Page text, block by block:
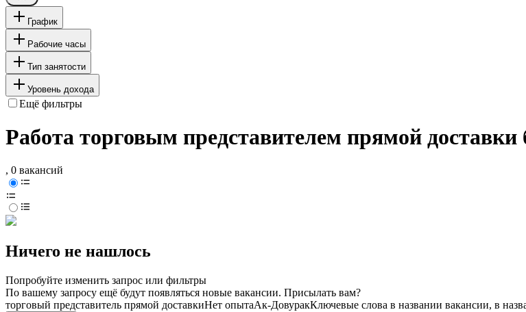
График
Рабочие часы
Тип занятости
Уровень дохода
Ещё фильтры
Работа торговым представителем прямой
, 0 вакансий
Ничего не нашлось
Попробуйте изменить запрос или фильтры
По вашему запросу ещё будут появляться новые вакансии. Присылать вам?
торговый представитель прямой доставкиНет опытаАк-ДовуракКлючевые слова в названии вакансии, в